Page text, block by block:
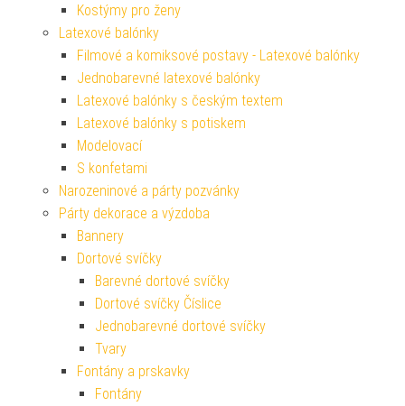
Kostýmy pro ženy
Latexové balónky
Filmové a komiksové postavy - Latexové balónky
Jednobarevné latexové balónky
Latexové balónky s českým textem
Latexové balónky s potiskem
Modelovací
S konfetami
Narozeninové a párty pozvánky
Párty dekorace a výzdoba
Bannery
Dortové svíčky
Barevné dortové svíčky
Dortové svíčky Číslice
Jednobarevné dortové svíčky
Tvary
Fontány a prskavky
Fontány